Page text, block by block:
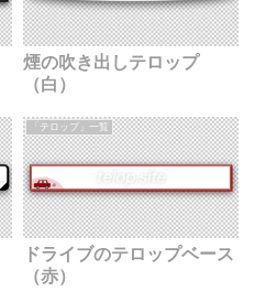
煙の吹き出しテロップ
（白）
「テロップ」一覧
ドライブのテロップベース
（赤）